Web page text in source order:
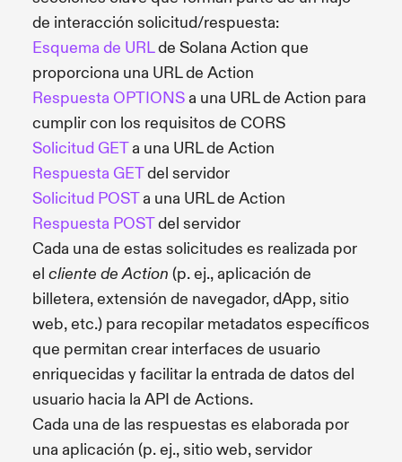
de interacción solicitud/respuesta:
Esquema de URLde Solana Action que
proporciona una URL de Action
Respuesta OPTIONSa una URL de Action para
cumplir con los requisitos de CORS
Solicitud GETa una URL de Action
Respuesta GETdel servidor
Solicitud POSTa una URL de Action
Respuesta POSTdel servidor
Cada una de estas solicitudes es realizada por
el cliente de Action (p. ej., aplicación de
billetera, extensión de navegador, dApp, sitio
web, etc.) para recopilar metadatos específicos
que permitan crear interfaces de usuario
enriquecidas y facilitar la entrada de datos del
usuario hacia la API de Actions.
Cada una de las respuestas es elaborada por
una aplicación (p. ej., sitio web, servidor